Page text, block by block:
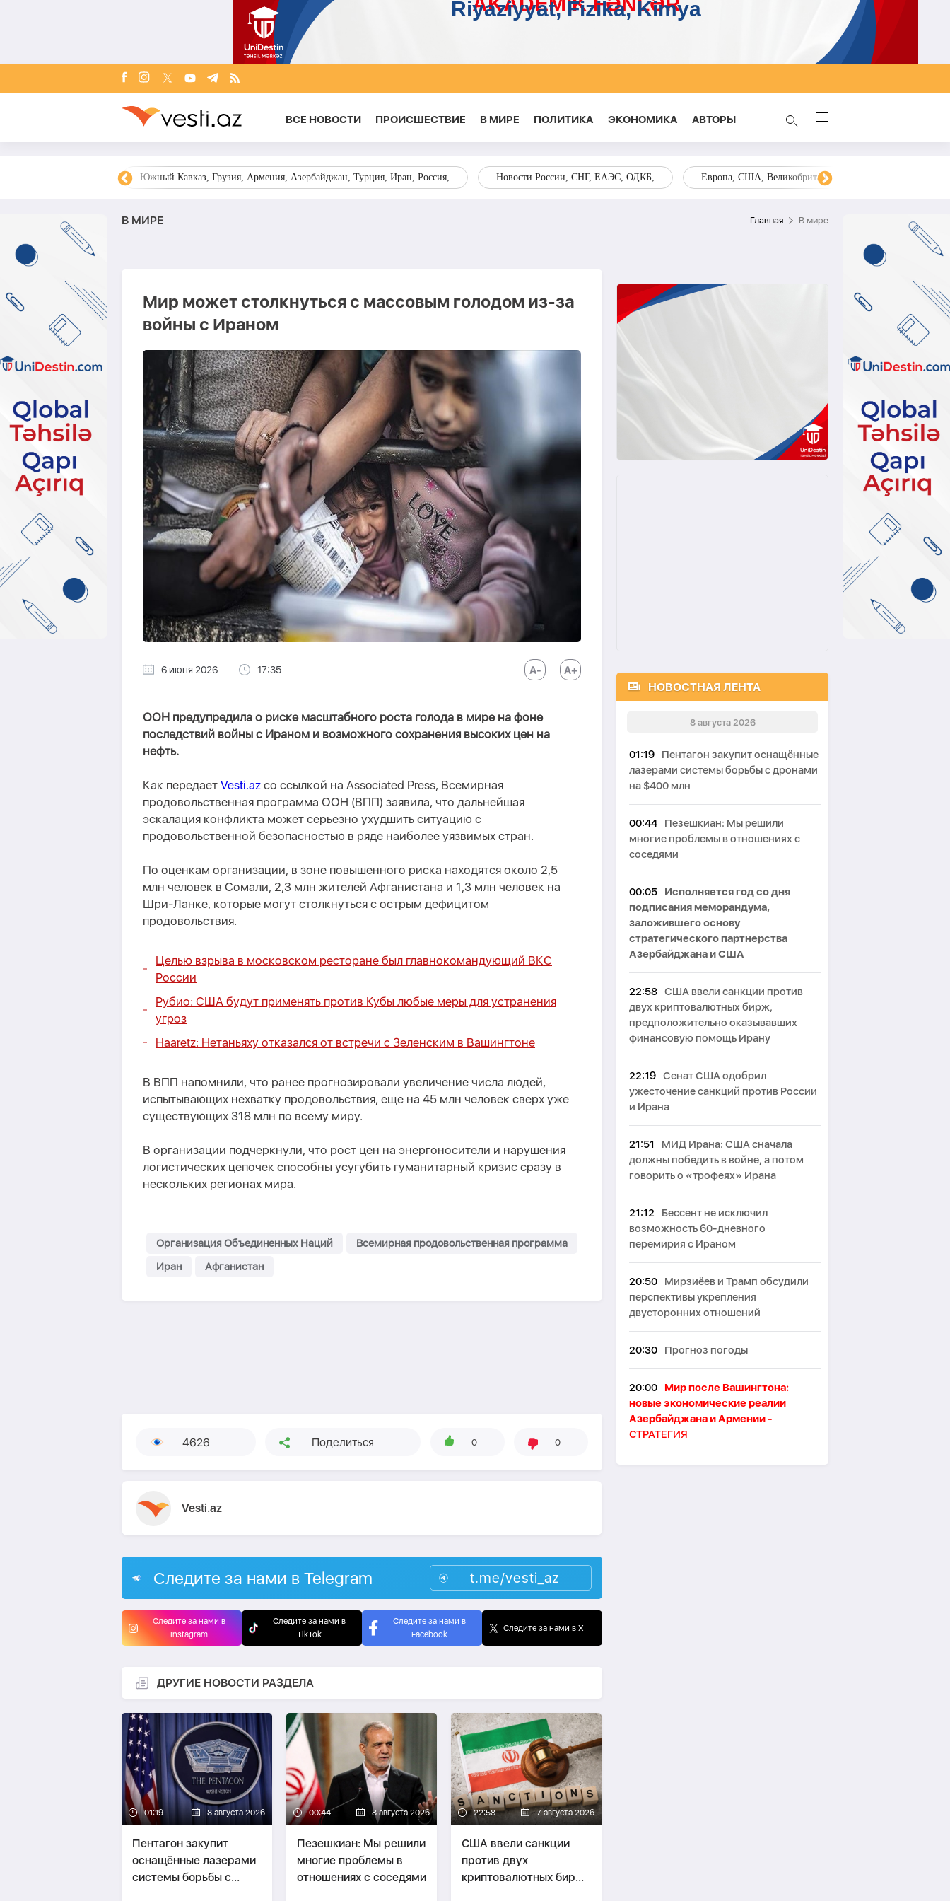
ВСЕ НОВОСТИ ПРОИСШЕСТВИЕ В МИРЕ ПОЛИТИКА ЭКОНОМИКА AВТОРЫ
Южный Кавказ, Грузия, Армения, Азербайджан, Турция, Иран, Россия, Новости России, СНГ, ЕАЭС, ОДКБ, Европа, США, Великобритания, Украина, Запад,
В МИРЕ Главная В мире
Мир может столкнуться с массовым голодом из-за
войны с Ираном
6 июня 2026 17:35
ООН предупредила о риске масштабного роста голода в мире на фоне
последствий войны с Ираном и возможного сохранения высоких цен на
нефть.
Как передает Vesti.az со ссылкой на Associated Press, Всемирная
продовольственная программа ООН (ВПП) заявила, что дальнейшая
эскалация конфликта может серьезно ухудшить ситуацию с
продовольственной безопасностью в ряде наиболее уязвимых стран.
По оценкам организации, в зоне повышенного риска находятся около 2,5
млн человек в Сомали, 2,3 млн жителей Афганистана и 1,3 млн человек на
Шри-Ланке, которые могут столкнуться с острым дефицитом
продовольствия.
Целью взрыва в московском ресторане был главнокомандующий ВКС
России
Рубио: США будут применять против Кубы любые меры для устранения
угроз
Haaretz: Нетаньяху отказался от встречи с Зеленским в Вашингтоне
В ВПП напомнили, что ранее прогнозировали увеличение числа людей,
испытывающих нехватку продовольствия, еще на 45 млн человек сверх уже
существующих 318 млн по всему миру.
В организации подчеркнули, что рост цен на энергоносители и нарушения
логистических цепочек способны усугубить гуманитарный кризис сразу в
нескольких регионах мира.
Организация Объединенных Наций
Всемирная продовольственная программа
Иран
Афганистан
4626 Поделиться 0 0
Vesti.az
Следите за нами в Telegram t.me/vesti_az
Следите за нами в
Instagram
Следите за нами в
TikTok
Следите за нами в
Facebook
Следите за нами в X
ДРУГИЕ НОВОСТИ РАЗДЕЛА
01:19 8 августа 2026
Пентагон закупит
оснащённые лазерами
системы борьбы с
00:44 8 августа 2026
Пезешкиан: Мы решили
многие проблемы в
отношениях с соседями
22:58 7 августа 2026
США ввели санкции
против двух
криптовалютных бирж,
НОВОСТНАЯ ЛЕНТА
8 августа 2026
01:19
Пентагон закупит оснащённые
лазерами системы борьбы с дронами
на $400 млн
00:44
Пезешкиан: Мы решили
многие проблемы в отношениях с
соседями
00:05
Исполняется год со дня
подписания меморандума,
заложившего основу
стратегического партнерства
Азербайджана и США
22:58 США ввели санкции против
двух криптовалютных бирж,
предположительно оказывавших
финансовую помощь Ирану
22:19 Сенат США одобрил
ужесточение санкций против России
и Ирана
21:51
МИД Ирана: США сначала
должны победить в войне, а потом
говорить о «трофеях» Ирана
21:12
Бессент не исключил
возможность 60-дневного
перемирия с Ираном
20:50
Мирзиёев и Трамп обсудили
перспективы укрепления
двусторонних отношений
20:30 Прогноз погоды
20:00
Мир после Вашингтона:
новые экономические реалии
Азербайджана и Армении -
СТРАТЕГИЯ